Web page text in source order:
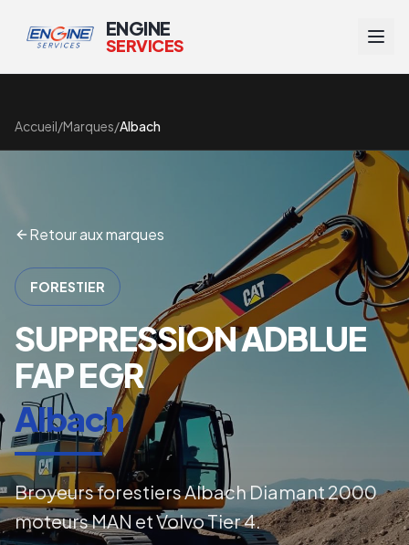
ENGINE
SERVICES
Accueil/Marques/Albach
Retour aux marques
FORESTIER
SUPPRESSION ADBLUE
FAP EGR
Albach
Broyeurs forestiers Albach Diamant 2000
moteurs MAN et Volvo Tier 4.